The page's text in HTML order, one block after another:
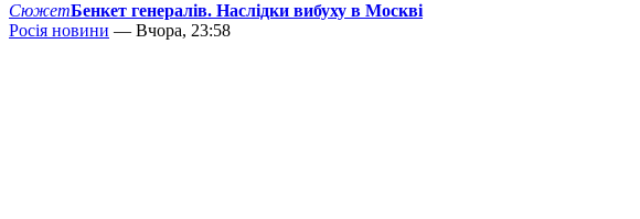
СюжетБенкет генералів. Наслідки вибуху в Москві
Росія новини — Вчора, 23:58